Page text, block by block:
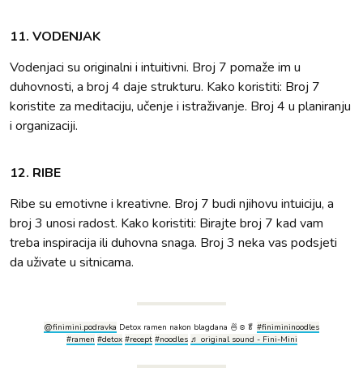
11. VODENJAK
Vodenjaci su originalni i intuitivni. Broj 7 pomaže im u
duhovnosti, a broj 4 daje strukturu. Kako koristiti: Broj 7
koristite za meditaciju, učenje i istraživanje. Broj 4 u planiranju
i organizaciji.
12. RIBE
Ribe su emotivne i kreativne. Broj 7 budi njihovu intuiciju, a
broj 3 unosi radost. Kako koristiti: Birajte broj 7 kad vam
treba inspiracija ili duhovna snaga. Broj 3 neka vas podsjeti
da uživate u sitnicama.
@finimini.podravka Detox ramen nakon blagdana 🍜☺️🥬 #finimininoodles
#ramen #detox #recept #noodles ♬ original sound - Fini-Mini